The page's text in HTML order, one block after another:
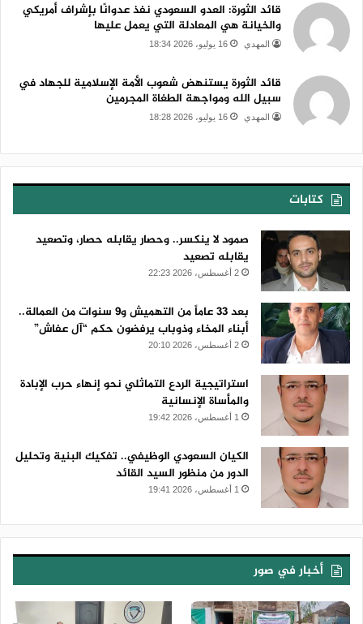
قائد الثورة: العدو السعودي نفذ عدوانًا بإشراف أمريكي
والخيانة هي المعادلة التي يعمل عليها
المهدي 16 يوليو، 2026 18:34
قائد الثورة يستنهض شعوب الأمة الإسلامية للجهاد في
سبيل الله ومواجهة الطغاة المجرمين
المهدي 16 يوليو، 2026 18:28
كتابات
صمود لا ينكسر.. وحصار يقابله حصار، وتصعيد
يقابله تصعيد
2 أغسطس، 2026 22:23
بعد 33 عاماً من التهميش و9 سنوات من العمالة..
أبناء المخاء وذوباب يرفضون حكم “آل عفاش”
2 أغسطس، 2026 20:10
استراتيجية الردع التماثلي نحو إنهاء حرب الإبادة
والمأساة الإنسانية
1 أغسطس، 2026 19:42
الكيان السعودي الوظيفي.. تفكيك البنية وتحليل
الدور من منظور السيد القائد
1 أغسطس، 2026 19:41
أخبار في صور